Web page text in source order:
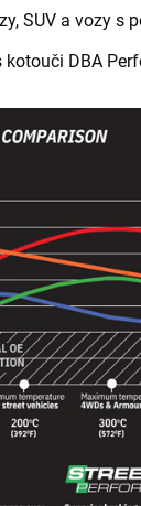
SUV a vozy s
kotouči DBA